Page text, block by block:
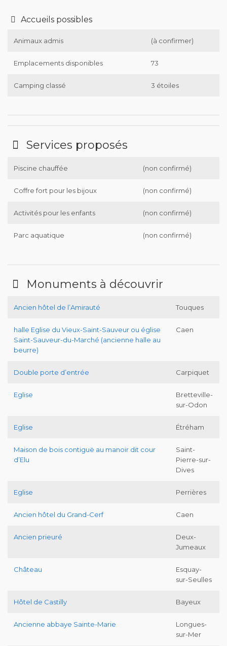
Accueils possibles
Animaux admis (à confirmer)
Emplacements disponibles 73
Camping classé 3 étoiles
Services proposés
Piscine chauffée (non confirmé)
Coffre fort pour les bijoux (non confirmé)
Activités pour les enfants (non confirmé)
Parc aquatique (non confirmé)
Monuments à découvrir
Ancien hôtel de l’Amirauté Touques
halle Eglise du Vieux-Saint-Sauveur ou église
Saint-Sauveur-du-Marché (ancienne halle au
beurre)
Caen
Double porte d’entrée Carpiquet
Eglise
Bretteville-
sur-Odon
Eglise Étréham
Maison de bois contiguë au manoir dit cour
d’Elu
Saint-
Pierre-sur-
Dives
Eglise Perrières
Ancien hôtel du Grand-Cerf Caen
Ancien prieuré
Deux-
Jumeaux
Château
Esquay-
sur-Seulles
Hôtel de Castilly Bayeux
Ancienne abbaye Sainte-Marie
Longues-
sur-Mer